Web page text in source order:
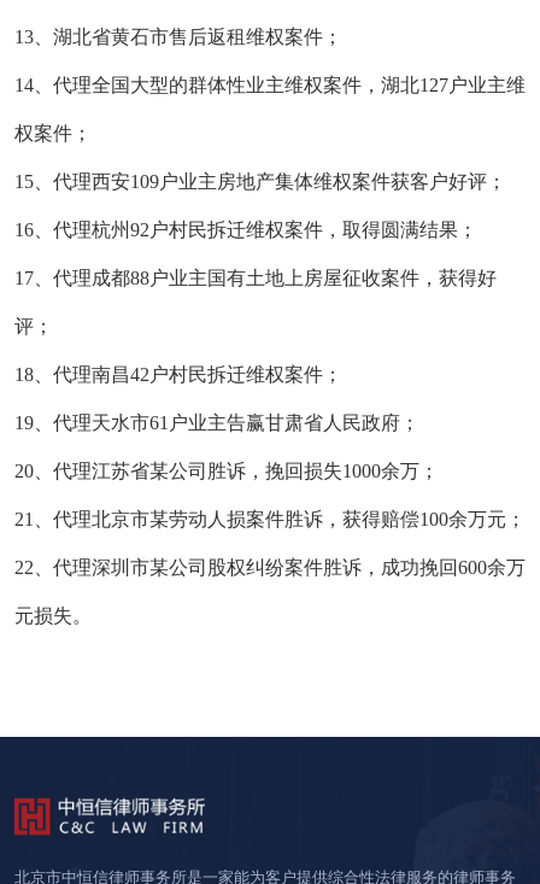
13、湖北省黄石市售后返租维权案件；
14、代理全国大型的群体性业主维权案件，湖北127户业主维
权案件；
15、代理西安109户业主房地产集体维权案件获客户好评；
16、代理杭州92户村民拆迁维权案件，取得圆满结果；
17、代理成都88户业主国有土地上房屋征收案件，获得好
评；
18、代理南昌42户村民拆迁维权案件；
19、代理天水市61户业主告赢甘肃省人民政府；
20、代理江苏省某公司胜诉，挽回损失1000余万；
21、代理北京市某劳动人损案件胜诉，获得赔偿100余万元；
22、代理深圳市某公司股权纠纷案件胜诉，成功挽回600余万
元损失。
北京市中恒信律师事务所是一家能为客户提供综合性法律服务的律师事务